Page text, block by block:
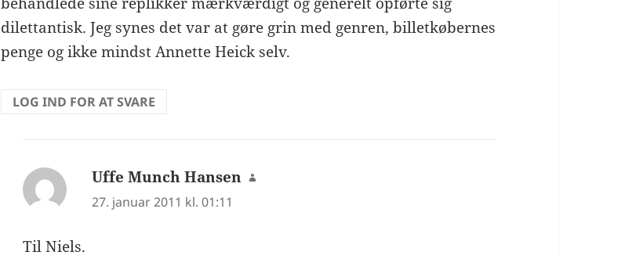
dilettantisk. Jeg synes det var at gøre grin med genren, billetkøbernes
penge og ikke mindst Annette Heick selv.
LOG IND FOR AT SVARE
Uffe Munch Hansen siger:
27. januar 2011 kl. 01:11
Til Niels.